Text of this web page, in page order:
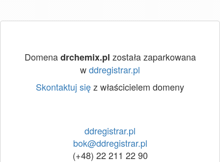
Domenadrchemix.pl została zaparkowana
wddregistrar.pl
Skontaktuj sięz właścicielem domeny
ddregistrar.pl
bok@ddregistrar.pl
(+48) 22 211 22 90